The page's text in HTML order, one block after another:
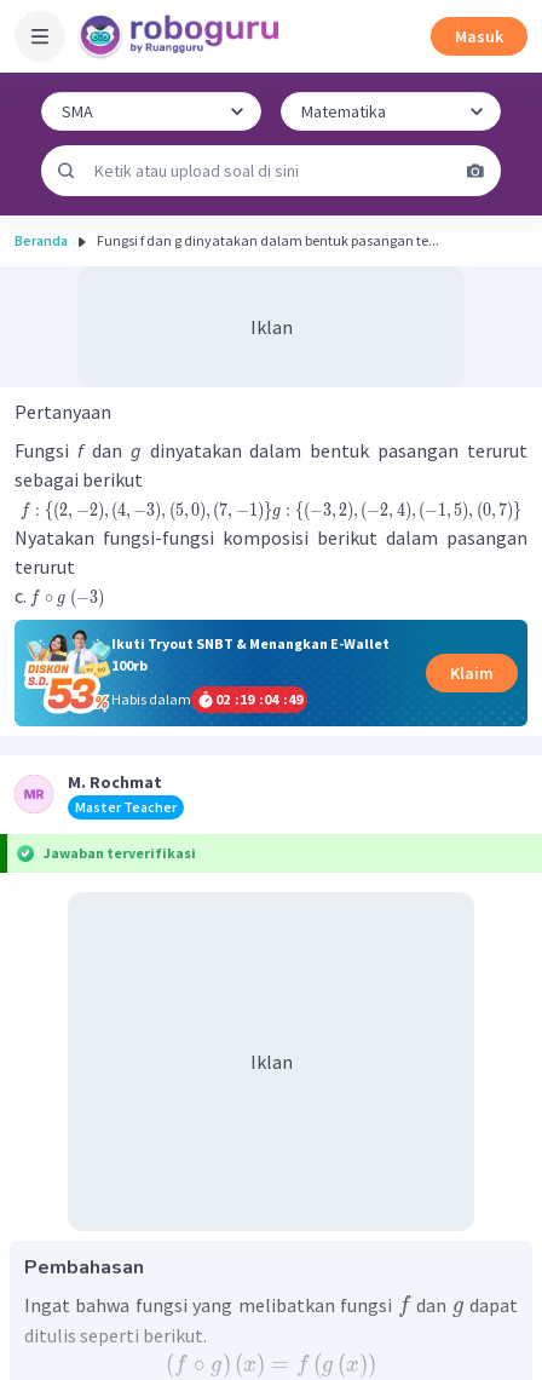
Masuk
Beranda Fungsi f dan g dinyatakan dalam bentuk pasangan te...
Iklan
Pertanyaan
Fungsi fdan g dinyatakan dalam bentuk pasangan terurut
sebagai berikut
f : {(2, −2), (4, −3), (5,0), (7, −1)}g : {(−3,2), (−2, 4), (−1,5), (0,7)}
Nyatakan fungsi-fungsi komposisi berikut dalam pasangan
terurut
c. f ∘ g (−3)
Ikuti Tryout SNBT & Menangkan E-Wallet
100rb
Habis dalam
02 :19 :04 :48
Klaim
M. Rochmat
Master Teacher
Jawaban terverifikasi
Iklan
Pembahasan
Ingat bahwa fungsi yang melibatkan fungsi fdan g dapat
ditulis seperti berikut.
( f ∘ g) (x) = f (g (x))